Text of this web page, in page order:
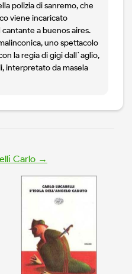
polizia di sanremo, che
viene incaricato
a buenos aires.
uno spettacolo
la regia di gigi dall`aglio,
interpretato da masela
Carlo →